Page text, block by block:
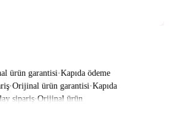
garantisi·Kapıda ödeme
·Orijinal ürün garantisi·Kapıda
sipariş·Orijinal ürün